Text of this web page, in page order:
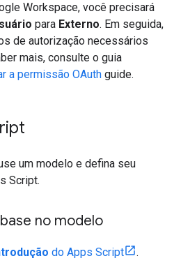
Workspace, você precisará
para Externo. Em seguida,
de autorização necessários
mais, consulte o guia
a permissão OAuth guide.
um modelo e defina seu
Script.
no modelo
do Apps Script
.